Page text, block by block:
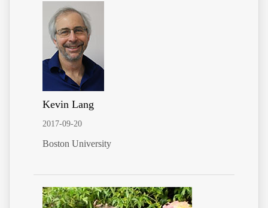
Kevin Lang
2017-09-20
Boston University